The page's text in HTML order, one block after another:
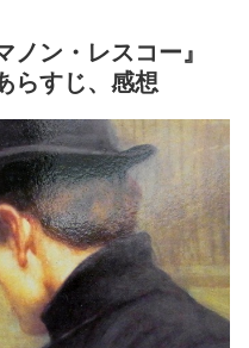
ノン・レスコー』
らすじ、感想